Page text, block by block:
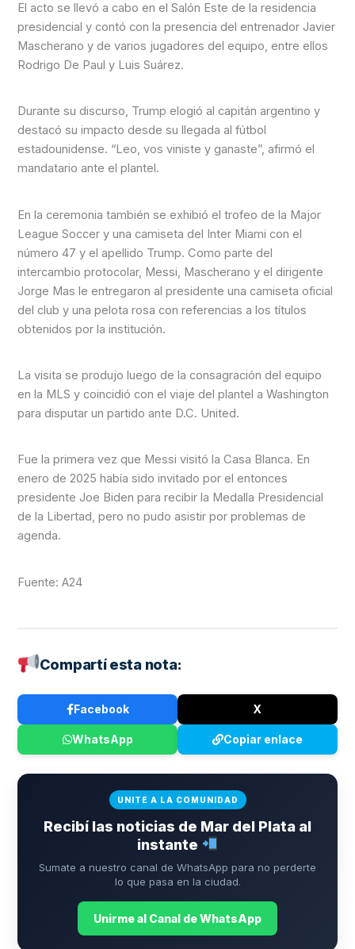
El acto se llevó a cabo en el Salón Este de la residencia
presidencial y contó con la presencia del entrenador Javier
Mascherano y de varios jugadores del equipo, entre ellos
Rodrigo De Paul y Luis Suárez.
Durante su discurso, Trump elogió al capitán argentino y
destacó su impacto desde su llegada al fútbol
estadounidense. “Leo, vos viniste y ganaste”, afirmó el
mandatario ante el plantel.
En la ceremonia también se exhibió el trofeo de la Major
League Soccer y una camiseta del Inter Miami con el
número 47 y el apellido Trump. Como parte del
intercambio protocolar, Messi, Mascherano y el dirigente
Jorge Mas le entregaron al presidente una camiseta oficial
del club y una pelota rosa con referencias a los títulos
obtenidos por la institución.
La visita se produjo luego de la consagración del equipo
en la MLS y coincidió con el viaje del plantel a Washington
para disputar un partido ante D.C. United.
Fue la primera vez que Messi visitó la Casa Blanca. En
enero de 2025 había sido invitado por el entonces
presidente Joe Biden para recibir la Medalla Presidencial
de la Libertad, pero no pudo asistir por problemas de
agenda.
Fuente: A24
Compartí esta nota:
Facebook X
WhatsApp Copiar enlace
UNITE A LA COMUNIDAD
Recibí las noticias de Mar del Plata al
instante
Sumate a nuestro canal de WhatsApp para no perderte
lo que pasa en la ciudad.
Unirme al Canal de WhatsApp